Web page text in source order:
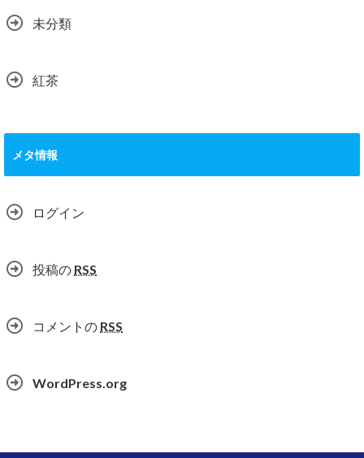
未分類
紅茶
メタ情報
ログイン
投稿の RSS
コメントの RSS
WordPress.org